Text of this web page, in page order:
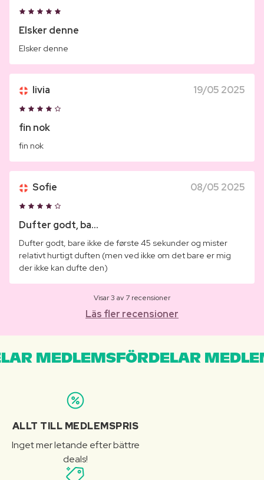
Elsker denne
Elsker denne
livia 19/05 2025
fin nok
fin nok
Sofie 08/05 2025
Dufter godt, ba...
Dufter godt, bare ikke de første 45 sekunder og mister
relativt hurtigt duften (men ved ikke om det bare er mig
der ikke kan dufte den)
Visar 3 av 7 recensioner
Läs fler recensioner
MEDLEMSFÖRDELAR
ALLT TILL MEDLEMSPRIS
Inget mer letande efter bättre
deals!